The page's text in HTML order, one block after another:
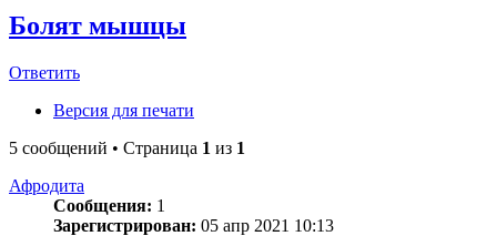
Болят мышцы
Ответить
Версия для печати
5 сообщений • Страница 1 из 1
Афродита
Сообщения: 1
Зарегистрирован: 05 апр 2021 10:13